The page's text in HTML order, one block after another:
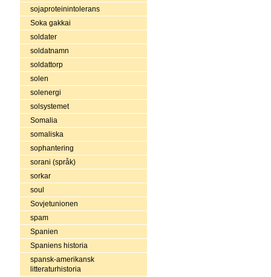
sojaproteinintolerans
Soka gakkai
soldater
soldatnamn
soldattorp
solen
solenergi
solsystemet
Somalia
somaliska
sophantering
sorani (språk)
sorkar
soul
Sovjetunionen
spam
Spanien
Spaniens historia
spansk-amerikansk
litteraturhistoria